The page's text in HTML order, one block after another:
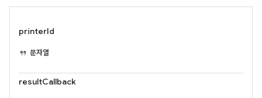
printerId
문자열
resultCallback